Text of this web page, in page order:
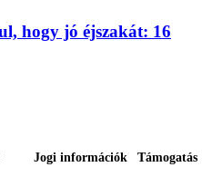
hogy jó éjszakát: 16
Jogi információk
Támogatás